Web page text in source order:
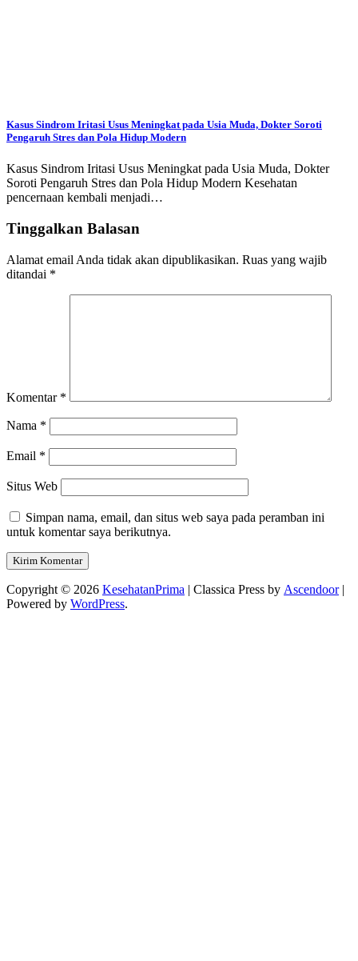
Kasus Sindrom Iritasi Usus Meningkat pada Usia Muda, Dokter Soroti
Pengaruh Stres dan Pola Hidup Modern
Kasus Sindrom Iritasi Usus Meningkat pada Usia Muda, Dokter
Soroti Pengaruh Stres dan Pola Hidup Modern Kesehatan
pencernaan kembali menjadi…
Tinggalkan Balasan
Alamat email Anda tidak akan dipublikasikan. Ruas yang wajib
ditandai *
Komentar *
Nama *
Email *
Situs Web
Simpan nama, email, dan situs web saya pada peramban ini
untuk komentar saya berikutnya.
Copyright © 2026 KesehatanPrima | Classica Press by Ascendoor|
Powered by WordPress.